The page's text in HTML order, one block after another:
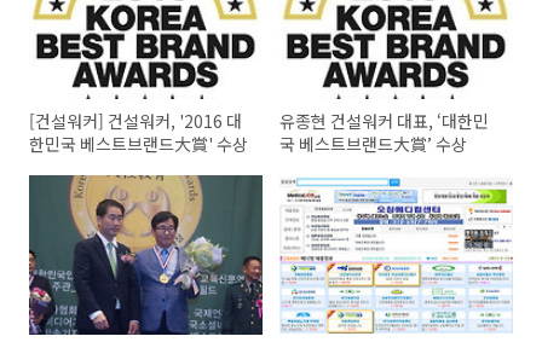
[건설워커] 건설워커, '2016 대
한민국 베스트브랜드大賞' 수상
유종현 건설워커 대표, ‘대한민
국 베스트브랜드大賞’ 수상